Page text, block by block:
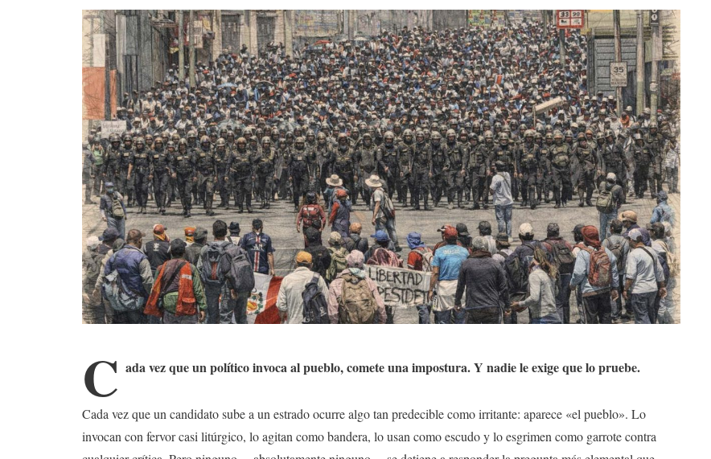
C ada vez que un político invoca al pueblo, comete una impostura. Y nadie le exige que lo pruebe.
Cada vez que un candidato sube a un estrado ocurre algo tan predecible como irritante: aparece «el pueblo». Lo
invocan con fervor casi litúrgico, lo agitan como bandera, lo usan como escudo y lo esgrimen como garrote contra